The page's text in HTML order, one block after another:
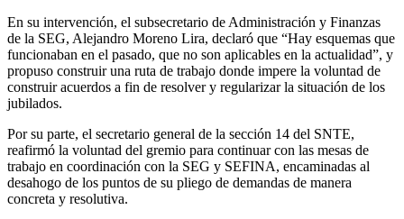
En su intervención, el subsecretario de Administración y Finanzas
de la SEG, Alejandro Moreno Lira, declaró que “Hay esquemas que
funcionaban en el pasado, que no son aplicables en la actualidad”, y
propuso construir una ruta de trabajo donde impere la voluntad de
construir acuerdos a fin de resolver y regularizar la situación de los
jubilados.
Por su parte, el secretario general de la sección 14 del SNTE,
reafirmó la voluntad del gremio para continuar con las mesas de
trabajo en coordinación con la SEG y SEFINA, encaminadas al
desahogo de los puntos de su pliego de demandas de manera
concreta y resolutiva.